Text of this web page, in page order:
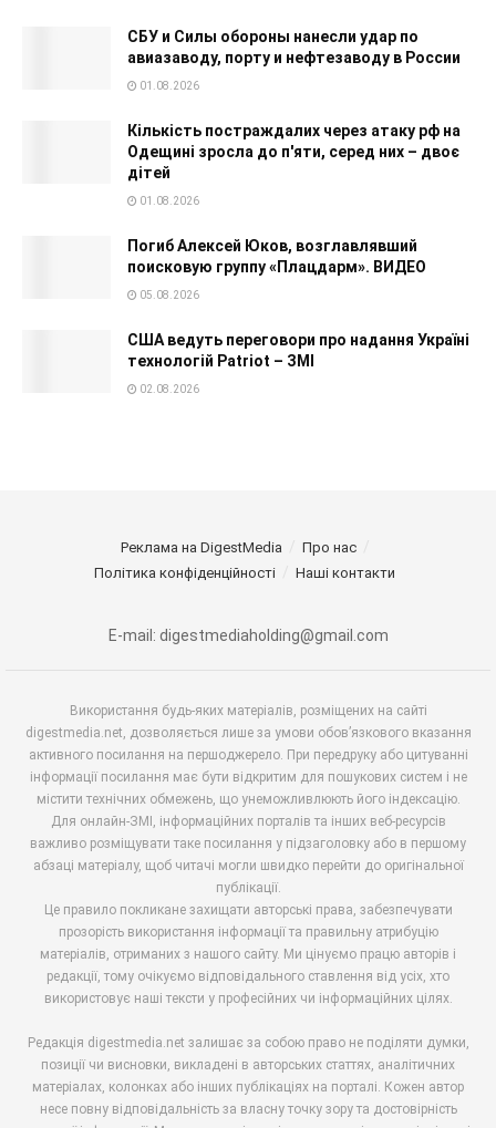
СБУ и Силы обороны нанесли удар по
авиазаводу, порту и нефтезаводу в России
01.08.2026
Кількість постраждалих через атаку рф на
Одещині зросла до п'яти, серед них – двоє
дітей
01.08.2026
Погиб Алексей Юков, возглавлявший
поисковую группу «Плацдарм». ВИДЕО
05.08.2026
США ведуть переговори про надання Україні
технологій Patriot – ЗМІ
02.08.2026
Реклама на DigestMedia
Про нас
Політика конфіденційності
Наші контакти
E-mail: digestmediaholding@gmail.com
Використання будь-яких матеріалів, розміщених на сайті
digestmedia.net, дозволяється лише за умови обов’язкового вказання
активного посилання на першоджерело. При передруку або цитуванні
інформації посилання має бути відкритим для пошукових систем і не
містити технічних обмежень, що унеможливлюють його індексацію.
Для онлайн-ЗМІ, інформаційних порталів та інших веб-ресурсів
важливо розміщувати таке посилання у підзаголовку або в першому
абзаці матеріалу, щоб читачі могли швидко перейти до оригінальної
публікації.
Це правило покликане захищати авторські права, забезпечувати
прозорість використання інформації та правильну атрибуцію
матеріалів, отриманих з нашого сайту. Ми цінуємо працю авторів і
редакції, тому очікуємо відповідального ставлення від усіх, хто
використовує наші тексти у професійних чи інформаційних цілях.
Редакція digestmedia.net залишає за собою право не поділяти думки,
позиції чи висновки, викладені в авторських статтях, аналітичних
матеріалах, колонках або інших публікаціях на порталі. Кожен автор
несе повну відповідальність за власну точку зору та достовірність